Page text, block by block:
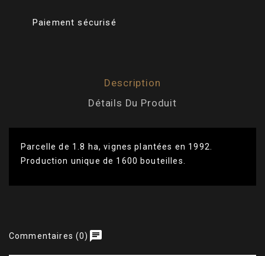
Paiement sécurisé
Description
Détails Du Produit
Parcelle de 1.8 ha, vignes plantées en 1992.
Production unique de 1600 bouteilles.
Couleur chat
Commentaires (0)